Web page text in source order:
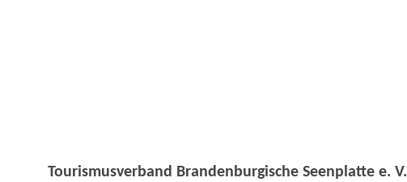
Tourismusverband Brandenburgische Seenplatte e. V.